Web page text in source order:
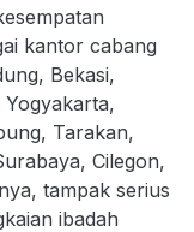
kantor cabang
Bekasi,
Tarakan,
Cilegon,
tampak serius
ibadah